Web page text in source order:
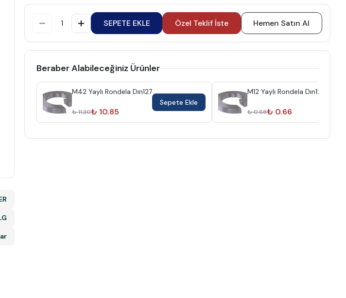
SEPETE EKLE Özel Teklif İste Hemen Satın Al
Beraber Alabileceğiniz Ürünler
M42 Yaylı Rondela Dın127
₺ 11.30₺ 10.85
Sepete Ekle
M12 Yaylı Rondela Dın127
₺ 0.68₺ 0.66